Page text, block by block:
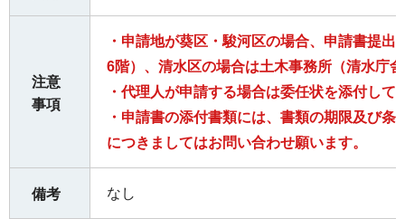
注意
事項
・申請地が葵区・駿河区の場合、申請書提出
6階）、清水区の場合は土木事務所（清水庁
・代理人が申請する場合は委任状を添付して
・申請書の添付書類には、書類の期限及び条
につきましてはお問い合わせ願います。
備考 なし